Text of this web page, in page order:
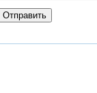
Отправить